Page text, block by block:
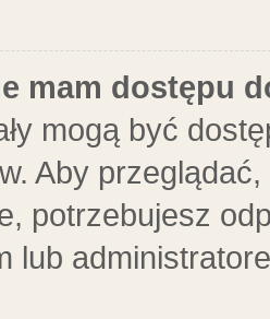
mam dostępu
mogą być
Aby
potrzebujesz
lub